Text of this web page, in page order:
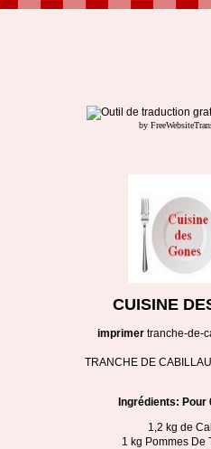
by
CUISINE
imprimer tranche-de-
TRANCHE DE
Ingrédients: Pour
1,2 kg de
1 kg Pommes De